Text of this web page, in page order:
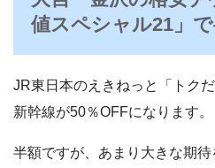
値スペシャル21」で
JR東日本のえきねっと「トク
新幹線が50％OFFになります。
半額ですが、あまり大きな期待